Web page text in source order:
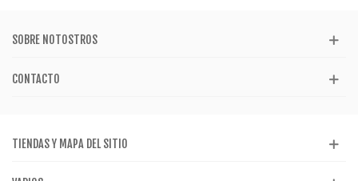
SOBRE NOTOSTROS
CONTACTO
TIENDAS Y MAPA DEL SITIO